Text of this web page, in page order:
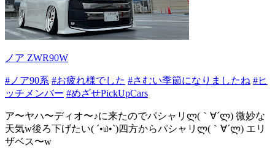
ノア ZWR90W
#ノア90系 #お疲れ様でした #さむい季節になりましたね #ヒ
ッチメンバー #めざせPickUpCars
ア〜ヤハ〜ディオ〜♪に来たのでパシャリლ(｀∀´ლ) 微妙な
天気w後ろ下げたい( ´•௰•`)四方からパシャリლ(｀∀´ლ) エリ
ザベス〜w